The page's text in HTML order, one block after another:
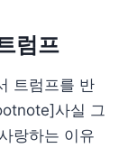
럼프
트럼프를 반
사실 그
랑하는 이유